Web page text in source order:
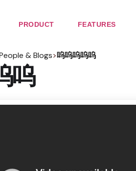
PRODUCT FEATURES
& Blogs>呜呜呜呜呜
呜